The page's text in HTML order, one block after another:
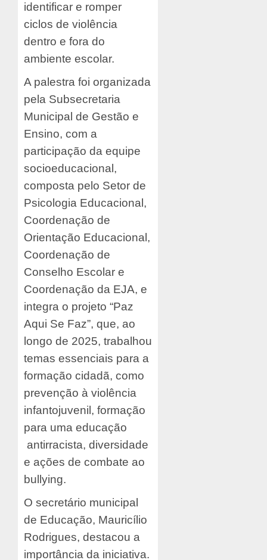
identificar e romper
ciclos de violência
dentro e fora do
ambiente escolar.
A palestra foi organizada
pela Subsecretaria
Municipal de Gestão e
Ensino, com a
participação da equipe
socioeducacional,
composta pelo Setor de
Psicologia Educacional,
Coordenação de
Orientação Educacional,
Coordenação de
Conselho Escolar e
Coordenação da EJA, e
integra o projeto “Paz
Aqui Se Faz”, que, ao
longo de 2025, trabalhou
temas essenciais para a
formação cidadã, como
prevenção à violência
infantojuvenil, formação
para uma educação
antirracista, diversidade
e ações de combate ao
bullying.
O secretário municipal
de Educação, Mauricílio
Rodrigues, destacou a
importância da iniciativa.